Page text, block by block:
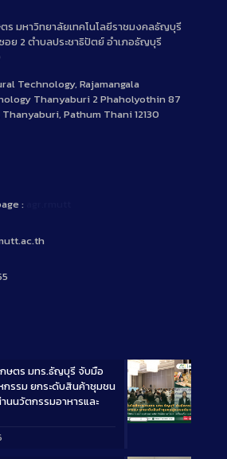
ร มหาวิทยาลัยเทคโนโลยีราชมงคลธัญบุรี
อย 2 ตำบลประชาธิปัตย์ อำเภอธัญบุรี
Technology, Rajamangala
Thanyaburi 2 Phaholyothin 87
Pathum Thani 12130
:
Long
กษตร มทร.ธัญบุรี จับมือ
รรม ยกระดับสินค้าชุมชน
นนวัตกรรมอาหารและ